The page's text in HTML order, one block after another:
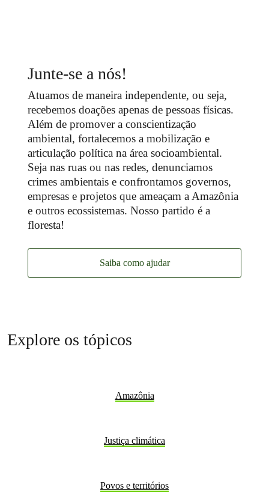
Junte-se a nós!
Atuamos de maneira independente, ou seja,
recebemos doações apenas de pessoas físicas.
Além de promover a conscientização
ambiental, fortalecemos a mobilização e
articulação política na área socioambiental.
Seja nas ruas ou nas redes, denunciamos
crimes ambientais e confrontamos governos,
empresas e projetos que ameaçam a Amazônia
e outros ecossistemas. Nosso partido é a
floresta!
Saiba como ajudar
Explore os tópicos
Amazônia
Justiça climática
Povos e territórios